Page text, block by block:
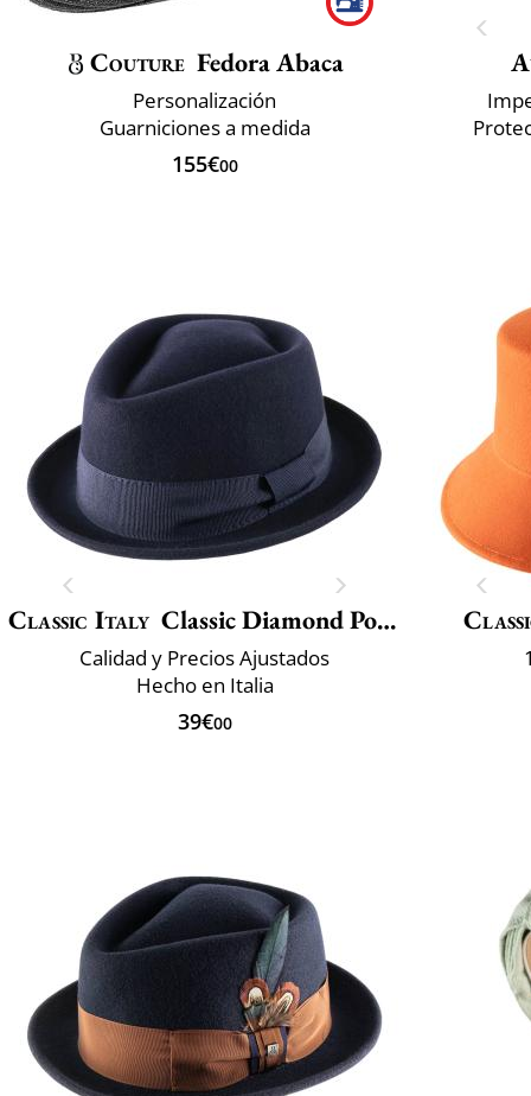
Couture Fedora Abaca
Personalización
Guarniciones a medida
155€00
Classic Italy Classic Diamond Porkpie
Calidad y Precios Ajustados
Hecho en Italia
39€00